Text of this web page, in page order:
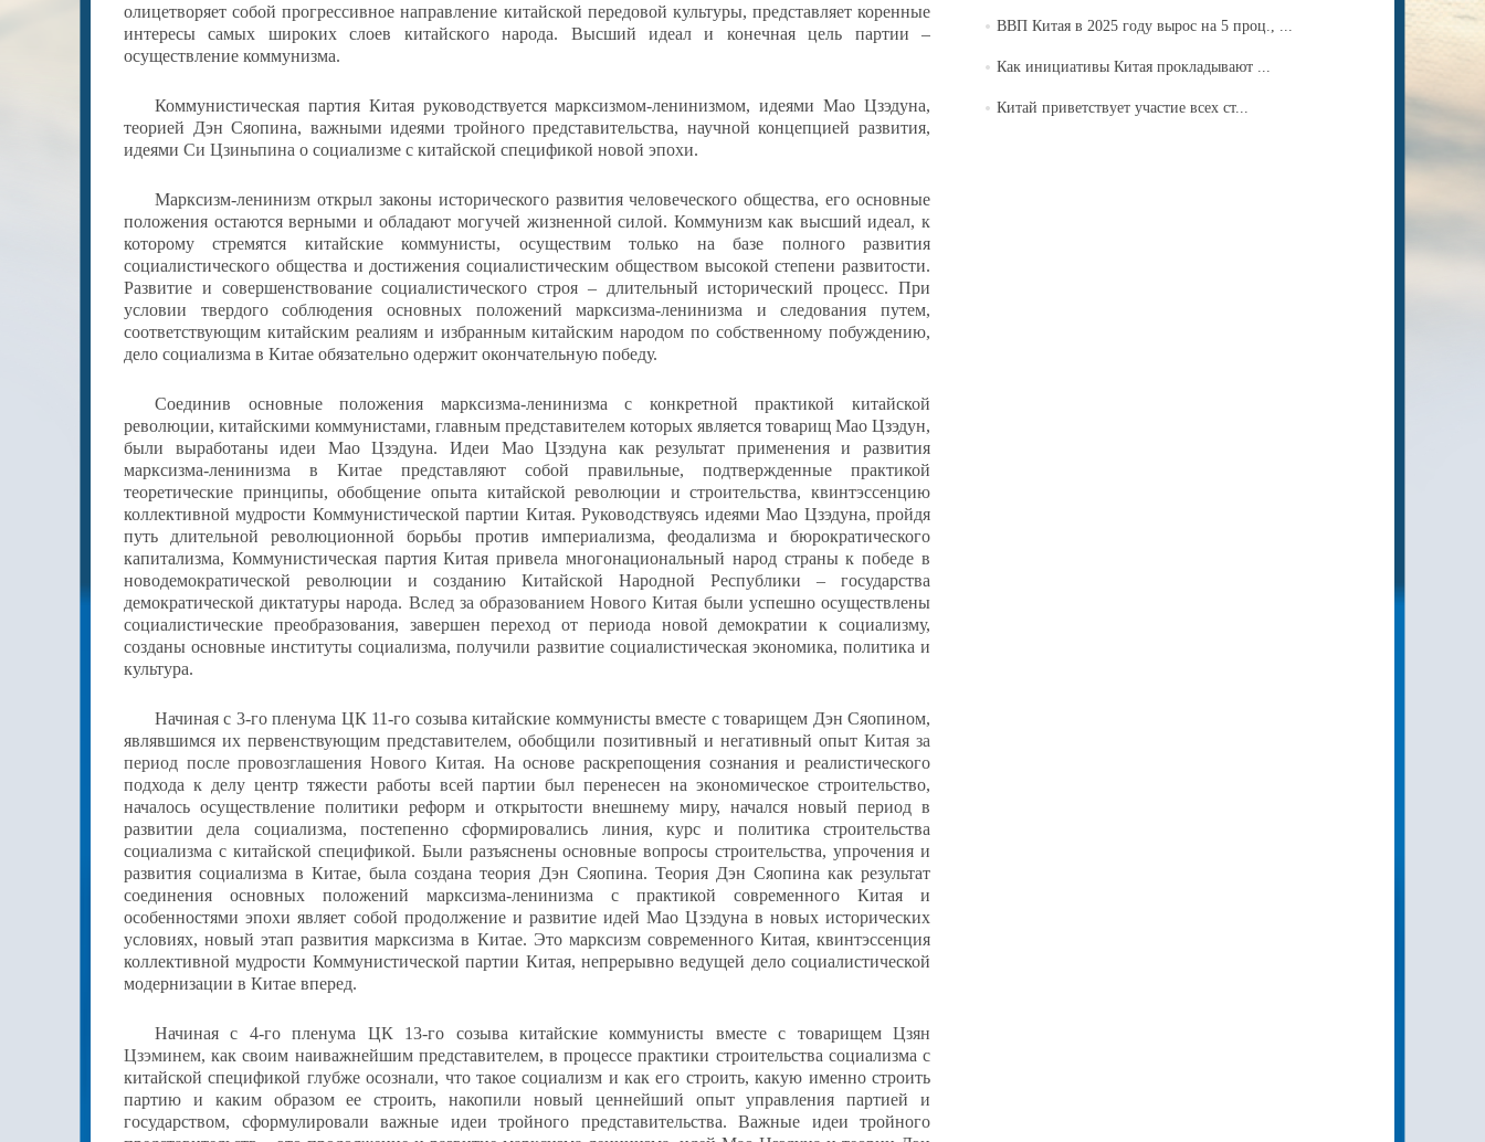
олицетворяет собой прогрессивное направление китайской передовой культуры, представляет коренные
интересы самых широких слоев китайского народа. Высший идеал и конечная цель партии –
осуществление коммунизма.
Коммунистическая партия Китая руководствуется марксизмом-ленинизмом, идеями Мао Цзэдуна,
теорией Дэн Сяопина, важными идеями тройного представительства, научной концепцией развития,
идеями Си Цзиньпина о социализме с китайской спецификой новой эпохи.
Марксизм-ленинизм открыл законы исторического развития человеческого общества, его основные
положения остаются верными и обладают могучей жизненной силой. Коммунизм как высший идеал, к
которому стремятся китайские коммунисты, осуществим только на базе полного развития
социалистического общества и достижения социалистическим обществом высокой степени развитости.
Развитие и совершенствование социалистического строя – длительный исторический процесс. При
условии твердого соблюдения основных положений марксизма-ленинизма и следования путем,
соответствующим китайским реалиям и избранным китайским народом по собственному побуждению,
дело социализма в Китае обязательно одержит окончательную победу.
Соединив основные положения марксизма-ленинизма с конкретной практикой китайской
революции, китайскими коммунистами, главным представителем которых является товарищ Мао Цзэдун,
были выработаны идеи Мао Цзэдуна. Идеи Мао Цзэдуна как результат применения и развития
марксизма-ленинизма в Китае представляют собой правильные, подтвержденные практикой
теоретические принципы, обобщение опыта китайской революции и строительства, квинтэссенцию
коллективной мудрости Коммунистической партии Китая. Руководствуясь идеями Мао Цзэдуна, пройдя
путь длительной революционной борьбы против империализма, феодализма и бюрократического
капитализма, Коммунистическая партия Китая привела многонациональный народ страны к победе в
новодемократической революции и созданию Китайской Народной Республики – государства
демократической диктатуры народа. Вслед за образованием Нового Китая были успешно осуществлены
социалистические преобразования, завершен переход от периода новой демократии к социализму,
созданы основные институты социализма, получили развитие социалистическая экономика, политика и
культура.
Начиная с 3-го пленума ЦК 11-го созыва китайские коммунисты вместе с товарищем Дэн Сяопином,
являвшимся их первенствующим представителем, обобщили позитивный и негативный опыт Китая за
период после провозглашения Нового Китая. На основе раскрепощения сознания и реалистического
подхода к делу центр тяжести работы всей партии был перенесен на экономическое строительство,
началось осуществление политики реформ и открытости внешнему миру, начался новый период в
развитии дела социализма, постепенно сформировались линия, курс и политика строительства
социализма с китайской спецификой. Были разъяснены основные вопросы строительства, упрочения и
развития социализма в Китае, была создана теория Дэн Сяопина. Теория Дэн Сяопина как результат
соединения основных положений марксизма-ленинизма с практикой современного Китая и
особенностями эпохи являет собой продолжение и развитие идей Мао Цзэдуна в новых исторических
условиях, новый этап развития марксизма в Китае. Это марксизм современного Китая, квинтэссенция
коллективной мудрости Коммунистической партии Китая, непрерывно ведущей дело социалистической
модернизации в Китае вперед.
Начиная с 4-го пленума ЦК 13-го созыва китайские коммунисты вместе с товарищем Цзян
Цзэминем, как своим наиважнейшим представителем, в процессе практики строительства социализма с
китайской спецификой глубже осознали, что такое социализм и как его строить, какую именно строить
партию и каким образом ее строить, накопили новый ценнейший опыт управления партией и
государством, сформулировали важные идеи тройного представительства. Важные идеи тройного
ВВП Китая в 2025 году вырос на 5 проц., ...
Как инициативы Китая прокладывают ...
Китай приветствует участие всех ст...